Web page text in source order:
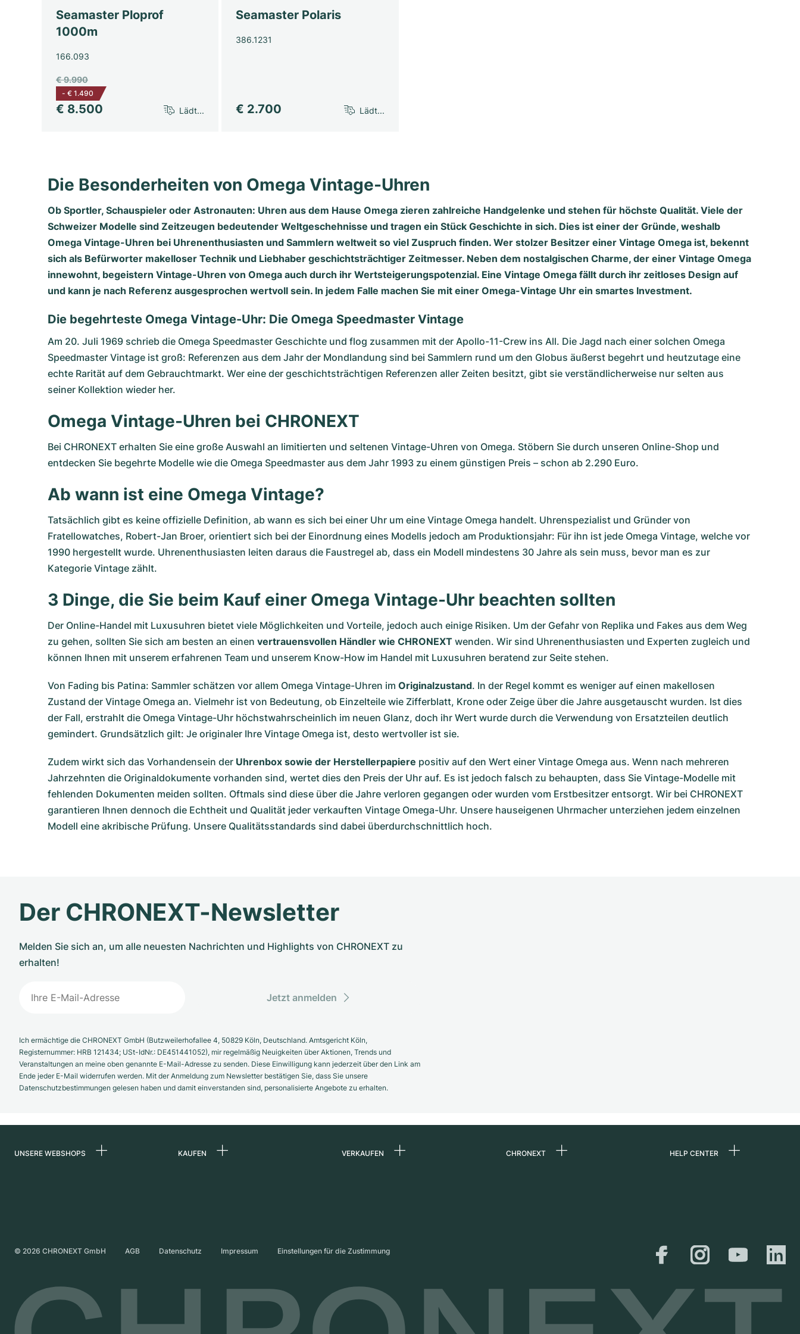
Seamaster Ploprof
1000m
166.093
€ 8.500
€ 9.990
- € 1.490
Lädt...
Seamaster Polaris
386.1231
€ 2.700 Lädt...
Die Besonderheiten von Omega Vintage-Uhren
Ob Sportler, Schauspieler oder Astronauten: Uhren aus dem Hause Omega zieren zahlreiche Handgelenke und stehen für höchste Qualität. Viele der
Schweizer Modelle sind Zeitzeugen bedeutender Weltgeschehnisse und tragen ein Stück Geschichte in sich. Dies ist einer der Gründe, weshalb
Omega Vintage-Uhren bei Uhrenenthusiasten und Sammlern weltweit so viel Zuspruch finden. Wer stolzer Besitzer einer Vintage Omega ist, bekennt
sich als Befürworter makelloser Technik und Liebhaber geschichtsträchtiger Zeitmesser. Neben dem nostalgischen Charme, der einer Vintage Omega
innewohnt, begeistern Vintage-Uhren von Omega auch durch ihr Wertsteigerungspotenzial. Eine Vintage Omega fällt durch ihr zeitloses Design auf
und kann je nach Referenz ausgesprochen wertvoll sein. In jedem Falle machen Sie mit einer Omega-Vintage Uhr ein smartes Investment.
Die begehrteste Omega Vintage-Uhr: Die Omega Speedmaster Vintage
Am 20. Juli 1969 schrieb die Omega Speedmaster Geschichte und flog zusammen mit der Apollo-11-Crew ins All. Die Jagd nach einer solchen Omega
Speedmaster Vintage ist groß: Referenzen aus dem Jahr der Mondlandung sind bei Sammlern rund um den Globus äußerst begehrt und heutzutage eine
echte Rarität auf dem Gebrauchtmarkt. Wer eine der geschichtsträchtigen Referenzen aller Zeiten besitzt, gibt sie verständlicherweise nur selten aus
seiner Kollektion wieder her.
Omega Vintage-Uhren bei CHRONEXT
Bei CHRONEXT erhalten Sie eine große Auswahl an limitierten und seltenen Vintage-Uhren von Omega. Stöbern Sie durch unseren Online-Shop und
entdecken Sie begehrte Modelle wie die Omega Speedmaster aus dem Jahr 1993 zu einem günstigen Preis – schon ab 2.290 Euro.
Ab wann ist eine Omega Vintage?
Tatsächlich gibt es keine offizielle Definition, ab wann es sich bei einer Uhr um eine Vintage Omega handelt. Uhrenspezialist und Gründer von
Fratellowatches, Robert-Jan Broer, orientiert sich bei der Einordnung eines Modells jedoch am Produktionsjahr: Für ihn ist jede Omega Vintage, welche vor
1990 hergestellt wurde. Uhrenenthusiasten leiten daraus die Faustregel ab, dass ein Modell mindestens 30 Jahre als sein muss, bevor man es zur
Kategorie Vintage zählt.
3 Dinge, die Sie beim Kauf einer Omega Vintage-Uhr beachten sollten
Der Online-Handel mit Luxusuhren bietet viele Möglichkeiten und Vorteile, jedoch auch einige Risiken. Um der Gefahr von Replika und Fakes aus dem Weg
zu gehen, sollten Sie sich am besten an einen vertrauensvollen Händler wie CHRONEXT wenden. Wir sind Uhrenenthusiasten und Experten zugleich und
können Ihnen mit unserem erfahrenen Team und unserem Know-How im Handel mit Luxusuhren beratend zur Seite stehen.
Von Fading bis Patina: Sammler schätzen vor allem Omega Vintage-Uhren im Originalzustand. In der Regel kommt es weniger auf einen makellosen
Zustand der Vintage Omega an. Vielmehr ist von Bedeutung, ob Einzelteile wie Zifferblatt, Krone oder Zeige über die Jahre ausgetauscht wurden. Ist dies
der Fall, erstrahlt die Omega Vintage-Uhr höchstwahrscheinlich im neuen Glanz, doch ihr Wert wurde durch die Verwendung von Ersatzteilen deutlich
gemindert. Grundsätzlich gilt: Je originaler Ihre Vintage Omega ist, desto wertvoller ist sie.
Zudem wirkt sich das Vorhandensein der Uhrenbox sowie der Herstellerpapiere positiv auf den Wert einer Vintage Omega aus. Wenn nach mehreren
Jahrzehnten die Originaldokumente vorhanden sind, wertet dies den Preis der Uhr auf. Es ist jedoch falsch zu behaupten, dass Sie Vintage-Modelle mit
fehlenden Dokumenten meiden sollten. Oftmals sind diese über die Jahre verloren gegangen oder wurden vom Erstbesitzer entsorgt. Wir bei CHRONEXT
garantieren Ihnen dennoch die Echtheit und Qualität jeder verkauften Vintage Omega-Uhr. Unsere hauseigenen Uhrmacher unterziehen jedem einzelnen
Modell eine akribische Prüfung. Unsere Qualitätsstandards sind dabei überdurchschnittlich hoch.
Der CHRONEXT-Newsletter
Melden Sie sich an, um alle neuesten Nachrichten und Highlights von CHRONEXT zu
erhalten!
Jetzt anmelden
Ich ermächtige die CHRONEXT GmbH (Butzweilerhofallee 4, 50829 Köln, Deutschland. Amtsgericht Köln,
Registernummer: HRB 121434; USt-IdNr.: DE451441052), mir regelmäßig Neuigkeiten über Aktionen, Trends und
Veranstaltungen an meine oben genannte E-Mail-Adresse zu senden. Diese Einwilligung kann jederzeit über den Link am
Ende jeder E-Mail widerrufen werden. Mit der Anmeldung zum Newsletter bestätigen Sie, dass Sie unsere
Datenschutzbestimmungen gelesen haben und damit einverstanden sind, personalisierte Angebote zu erhalten.
UNSERE WEBSHOPS
Vereinigtes Königreich
International
KAUFEN VERKAUFEN CHRONEXT HELP CENTER
Versand &
Rückgaberecht
© 2026 CHRONEXT GmbH AGB Datenschutz Impressum Einstellungen für die Zustimmung